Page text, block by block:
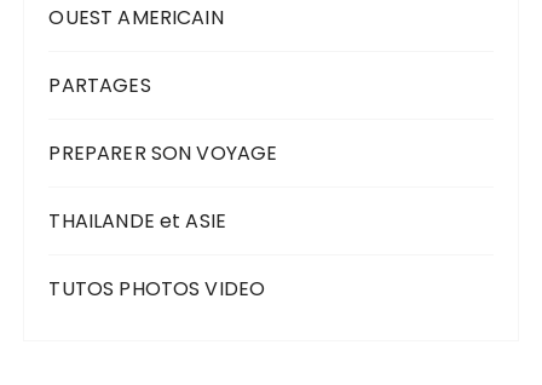
OUEST AMERICAIN
PARTAGES
PREPARER SON VOYAGE
THAILANDE et ASIE
TUTOS PHOTOS VIDEO